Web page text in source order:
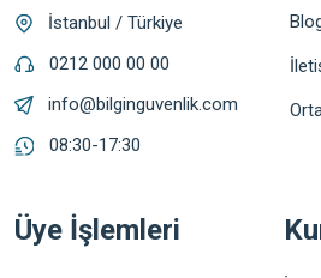
İstanbul / Türkiye
0212 000 00 00
info@bilginguvenlik.com
08:30-17:30
Üye İşlemleri